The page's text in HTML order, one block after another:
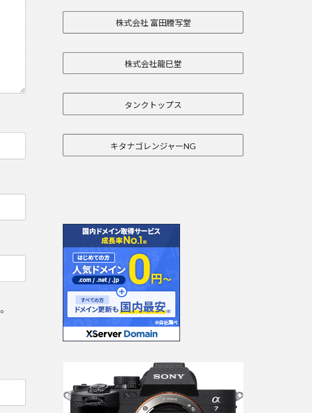
株式会社 富田謄写堂
株式会社龍巳堂
タンクトップス
キタナゴレンジャーNG